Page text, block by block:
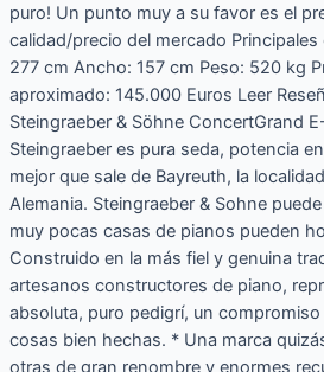
puro! Un punto muy a su favor es el
calidad/precio del mercado
277 cm Ancho: 157 cm Peso: 520 kg
aproximado: 145.000 Euros Leer
Steingraeber & Söhne ConcertGrand
Steingraeber es pura seda, potencia
mejor que sale de Bayreuth, la
Alemania. Steingraeber & Sohne
muy pocas casas de pianos pueden
Construido en la más fiel y genuina
artesanos constructores de piano,
absoluta, puro pedigrí, un
cosas bien hechas. * Una marca
otras de gran renombre y enormes